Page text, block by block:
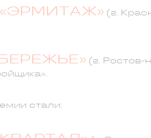
(г.
(г. Ростов-
стали: